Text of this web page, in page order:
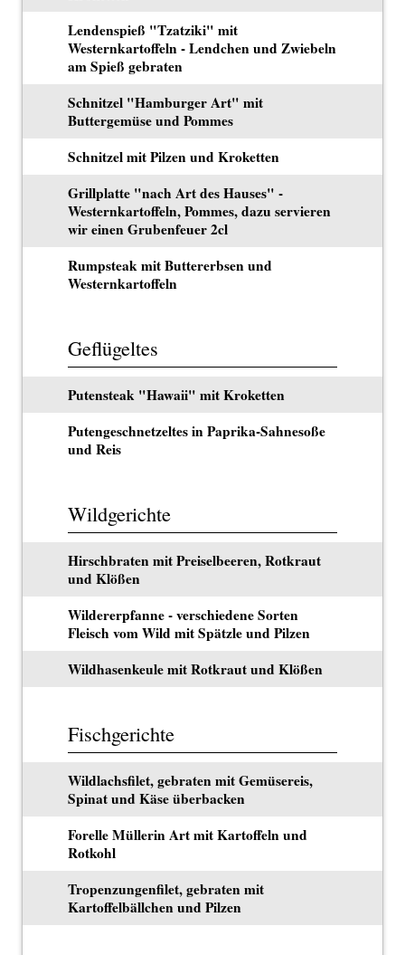
Lendenspieß "Tzatziki" mit
Westernkartoffeln - Lendchen und Zwiebeln
am Spieß gebraten
Schnitzel "Hamburger Art" mit
Buttergemüse und Pommes
Schnitzel mit Pilzen und Kroketten
Grillplatte "nach Art des Hauses" -
Westernkartoffeln, Pommes, dazu servieren
wir einen Grubenfeuer 2cl
Rumpsteak mit Buttererbsen und
Westernkartoffeln
Geflügeltes
Putensteak "Hawaii" mit Kroketten
Putengeschnetzeltes in Paprika-Sahnesoße
und Reis
Wildgerichte
Hirschbraten mit Preiselbeeren, Rotkraut
und Klößen
Wildererpfanne - verschiedene Sorten
Fleisch vom Wild mit Spätzle und Pilzen
Wildhasenkeule mit Rotkraut und Klößen
Fischgerichte
Wildlachsfilet, gebraten mit Gemüsereis,
Spinat und Käse überbacken
Forelle Müllerin Art mit Kartoffeln und
Rotkohl
Tropenzungenfilet, gebraten mit
Kartoffelbällchen und Pilzen